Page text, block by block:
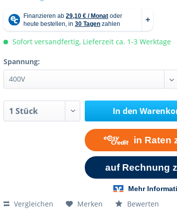
Sofort versandfertig, Lieferzeit ca. 1-3 Werktage
Spannung:
In den
Vergleichen Merken Bewerten